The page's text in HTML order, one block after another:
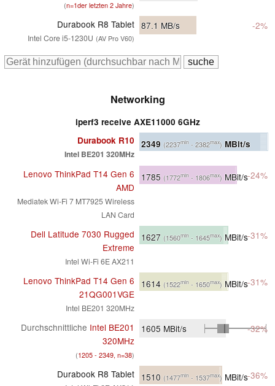
(n=1der letzten 2 Jahre)
Durabook R8 Tablet
Intel Core i5-1230U (AV Pro V60)
87.1 MB/s -2%
Networking
iperf3 receive AXE11000 6GHz
Durabook R10
Intel BE201 320MHz
2349 (2237min - 2382max) MBit/s
Lenovo ThinkPad T14 Gen 6
AMD
Mediatek Wi-Fi 7 MT7925 Wireless
LAN Card
1785 (1772min - 1806max) MBit/s-24%
Dell Latitude 7030 Rugged
Extreme
Intel Wi-Fi 6E AX211
1627 (1560min - 1645max)MBit/s-31%
Lenovo ThinkPad T14 Gen 6
21QG001VGE
Intel BE201 320MHz
1614 (1522min - 1650max)MBit/s-31%
Durchschnittliche Intel BE201
320MHz
(1205 - 2349, n=38)
1605 MBit/s -32%
Durabook R8 Tablet 1510 (1477min - 1537max) MBit/s-36%